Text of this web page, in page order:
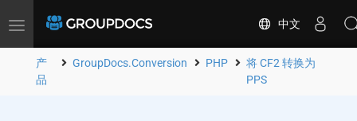
Toggle
中文
产
品
GroupDocs.Conversion PHP
将 CF2 转换为
PPS